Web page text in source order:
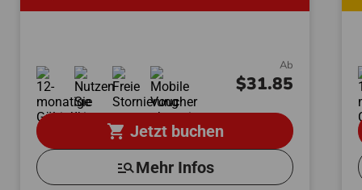
Ab
$31.85
shopping_cartJetzt buchen
manage_searchMehr Infos